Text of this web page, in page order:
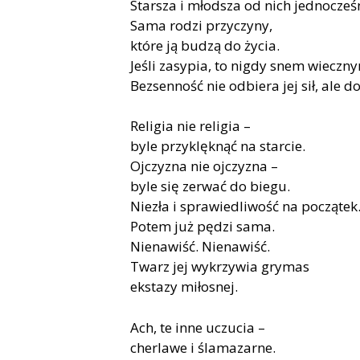
Starsza i młodsza od nich
Sama rodzi przyczyny,
które ją budzą do życia.
Jeśli zasypia, to nigdy snem
Bezsenność nie odbiera jej sił, ale
Religia nie religia –
byle przyklęknąć na starcie.
Ojczyzna nie ojczyzna –
byle się zerwać do biegu.
Niezła i sprawiedliwość na początek.
Potem już pędzi sama.
Nienawiść. Nienawiść.
Twarz jej wykrzywia grymas
ekstazy miłosnej.
Ach, te inne uczucia –
cherlawe i ślamazarne.